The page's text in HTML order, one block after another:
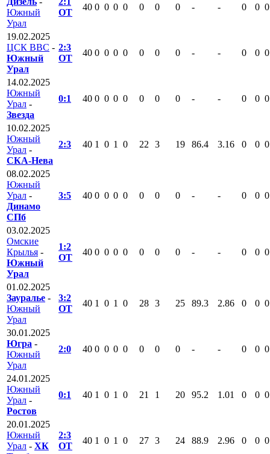
Южный
Урал
ОТ
40 0 0 0 0 0 0 0 - - 0 0 0
19.02.2025
ЦСК ВВС -
Южный
Урал
2:3
ОТ
40 0 0 0 0 0 0 0 - - 0 0 0
14.02.2025
Южный
Урал -
Звезда
0:1 40 0 0 0 0 0 0 0 - - 0 0 0
10.02.2025
Южный
Урал -
СКА-Нева
2:3 40 1 0 1 0 22 3 19 86.4 3.16 0 0 0
08.02.2025
Южный
Урал -
Динамо
СПб
3:5 40 0 0 0 0 0 0 0 - - 0 0 0
03.02.2025
Омские
Крылья -
Южный
Урал
1:2
ОТ
40 0 0 0 0 0 0 0 - - 0 0 0
01.02.2025
Зауралье -
Южный
Урал
3:2
ОТ
40 1 0 1 0 28 3 25 89.3 2.86 0 0 0
30.01.2025
Югра -
Южный
Урал
2:0 40 0 0 0 0 0 0 0 - - 0 0 0
24.01.2025
Южный
Урал -
Ростов
0:1 40 1 0 1 0 21 1 20 95.2 1.01 0 0 0
20.01.2025
Южный
Урал - ХК
2:3
ОТ
40 1 0 1 0 27 3 24 88.9 2.96 0 0 0